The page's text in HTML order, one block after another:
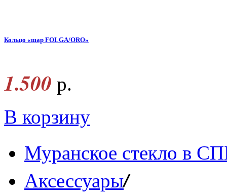
Кольцо «шар FOLGA/ORO»
1.500 р.
В корзину
Муранское стекло в
Аксессуары/